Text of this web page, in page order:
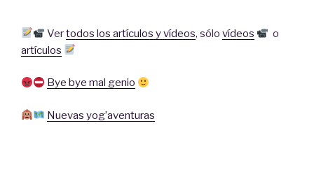
Vertodos los artículos y vídeos, sólovídeos
o
artículos
Bye bye mal genio
Nuevas yog’aventuras